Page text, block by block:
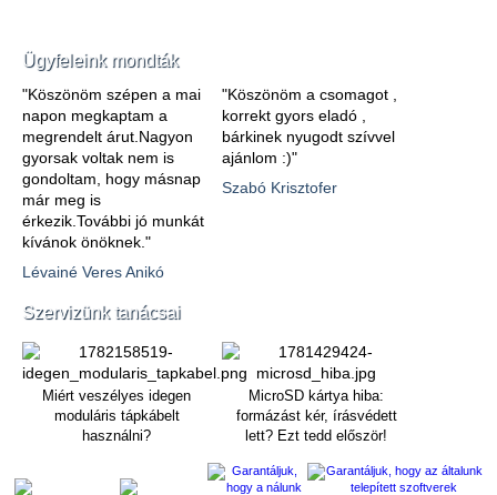
Ügyfeleink mondták
"Köszönöm szépen a mai
napon megkaptam a
megrendelt árut.Nagyon
gyorsak voltak nem is
gondoltam, hogy másnap
már meg is
érkezik.További jó munkát
kívánok önöknek."
Lévainé Veres Anikó
"Köszönöm a csomagot ,
korrekt gyors eladó ,
bárkinek nyugodt szívvel
ajánlom :)"
Szabó Krisztofer
Szervizünk tanácsai
Miért veszélyes idegen
moduláris tápkábelt
használni?
MicroSD kártya hiba:
formázást kér, írásvédett
lett? Ezt tedd először!